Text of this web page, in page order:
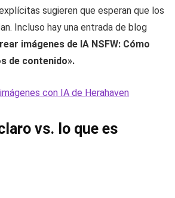
sugieren que esperan que los
Incluso hay una entrada de blog
imágenes de IA NSFW: Cómo
de contenido».
con IA de Herahaven
vs. lo que es